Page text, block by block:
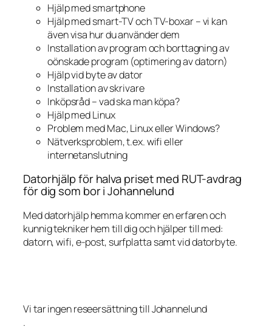
Hjälp med smartphone
Hjälp med smart-TV och TV-boxar – vi kan
även visa hur du använder dem
Installation av program och borttagning av
oönskade program (optimering av datorn)
Hjälp vid byte av dator
Installation av skrivare
Inköpsråd – vad ska man köpa?
Hjälp med Linux
Problem med Mac, Linux eller Windows?
Nätverksproblem, t.ex. wifi eller
internetanslutning
Datorhjälp för halva priset med RUT-avdrag
för dig som bor i Johannelund
Med datorhjälp hemma kommer en erfaren och
kunnig tekniker hem till dig och hjälper till med:
datorn, wifi, e-post, surfplatta samt vid datorbyte.
Vi tar ingen reseersättning till Johannelund
.